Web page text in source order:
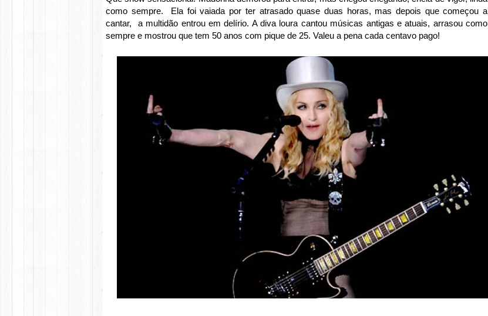
como sempre. Ela foi vaiada por ter atrasado quase duas horas, mas depois que começou a
cantar, a multidão entrou em delírio. A diva loura cantou músicas antigas e atuais, arrasou como
sempre e mostrou que tem 50 anos com pique de 25. Valeu a pena cada centavo pago!